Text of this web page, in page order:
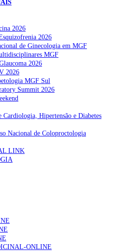
João de negar direitos de parentalidade
2026
dos técnicos na criação de novo curso
6 de Agosto, 2026
apoia famílias após diagnóstico
2026
de Lisboa reforçam cooperação em
pública ou privada para garantir
Agosto, 2026
“Da urgência ao tribunal, cada
profissional faz a diferença”
2026
2026
de Ginecologia em MGF
MGF
2026
2026
MGF Sul
Summit 2026
Cardiologia, Hipertensão e Diabetes
Nacional de Coloproctologia
LINK
ONLINE